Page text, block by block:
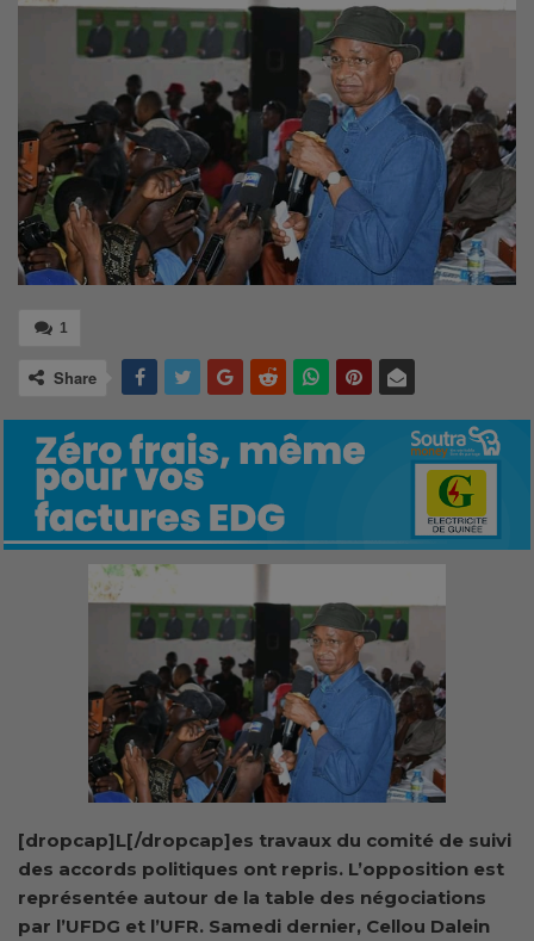
1
Share
[dropcap]L[/dropcap]es travaux du comité de suivi
des accords politiques ont repris. L’opposition est
représentée autour de la table des négociations
par l’UFDG et l’UFR. Samedi dernier, Cellou Dalein